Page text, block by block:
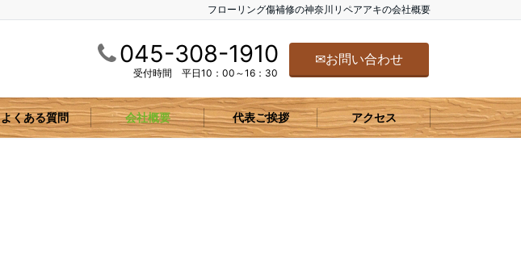
フローリング傷補修の神奈川リペアアキの会社概要
045-308-1910
受付時間 平日10：00～16：30
✉お問い合わせ
よくある質問 会社概要 代表ご挨拶 アクセス